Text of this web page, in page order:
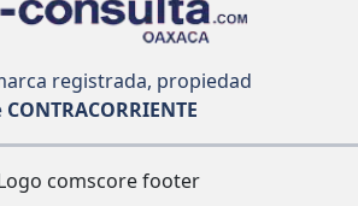
registrada, propiedad
CONTRACORRIENTE